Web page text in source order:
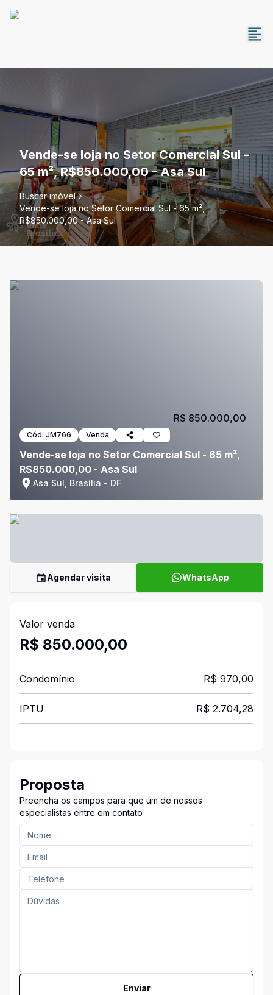
Vende-se loja no Setor Comercial Sul -
65 m², R$850.000,00 - Asa Sul
Buscar imóvel
Vende-se loja no Setor Comercial Sul - 65 m²,
R$850.000,00 - Asa Sul
Cód: JM766 Venda
Vende-se loja no Setor Comercial Sul - 65 m²,
R$850.000,00 - Asa Sul
Asa Sul, Brasília - DF
R$ 850.000,00
Agendar visita WhatsApp
Valor venda
R$ 850.000,00
Condomínio R$ 970,00
IPTU R$ 2.704,28
Proposta
Preencha os campos para que um de nossos
especialistas entre em contato
Enviar